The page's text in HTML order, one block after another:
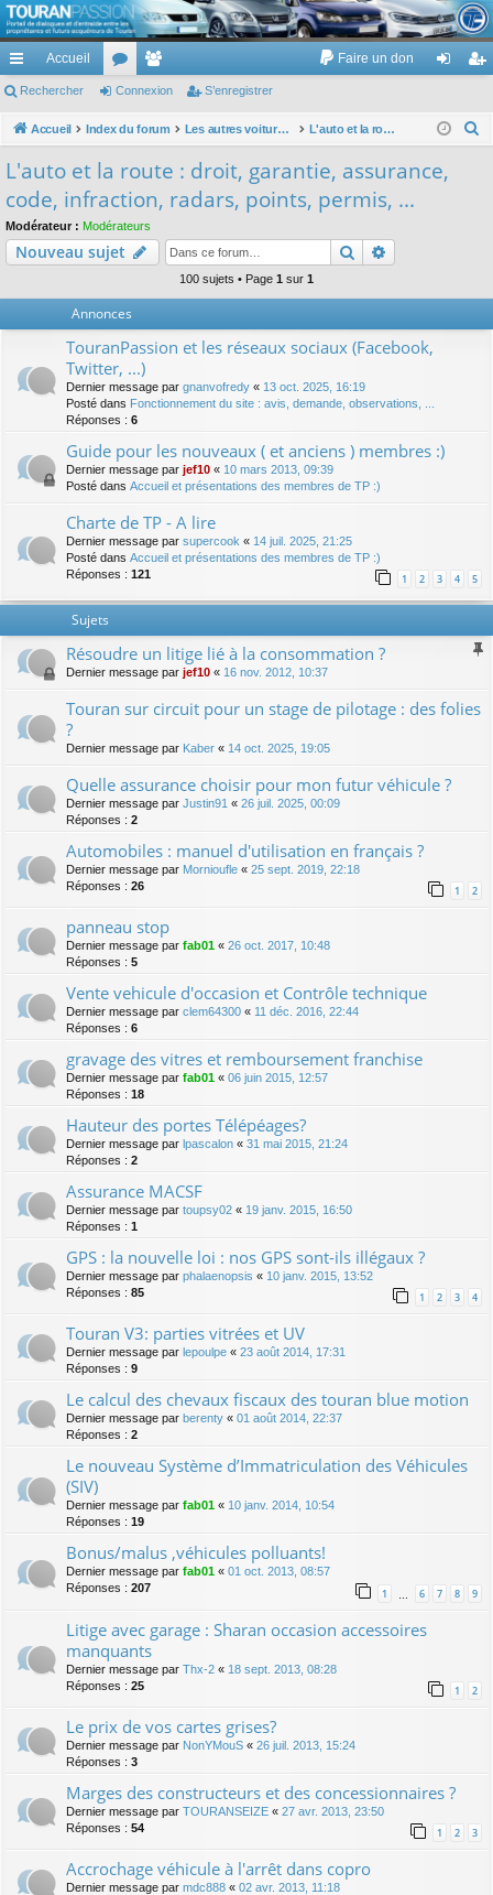
TouranPassion
Le forum des propriétaires ou futurs acquéreurs du Volkswagen Touran
cc
ès
de
Accueil
or
u
e
m
Faire un don
ne nr
Rechercher Connexion S’enregistrer
Accueil Index du forum Les autres voitures et ce qui touche à la voiture L'auto et la route : droit, garantie, assurance, code, infraction, radars, points, permis, ...
h
L'auto et la route : droit, garantie, assurance,
code, infraction, radars, points, permis, ...
Modérateur : Modérateurs
Nouveau sujet Rechercher
100 sujets • Page 1 sur 1
Annonces
TouranPassion et les réseaux sociaux (Facebook,
Twitter, ...)
Dernier message par gnanvofredy « 13 oct. 2025, 16:19
Posté dans Fonctionnement du site : avis, demande, observations, ...
Réponses : 6
Guide pour les nouveaux ( et anciens ) membres :)
Dernier message par jef10 « 10 mars 2013, 09:39
Posté dans Accueil et présentations des membres de TP :)
Charte de TP - A lire
Dernier message par supercook « 14 juil. 2025, 21:25
Posté dans Accueil et présentations des membres de TP :)
Réponses : 121 1 2 3 4 5
Sujets
Résoudre un litige lié à la consommation ?
Dernier message par jef10 « 16 nov. 2012, 10:37
Touran sur circuit pour un stage de pilotage : des folies
?
Dernier message par Kaber « 14 oct. 2025, 19:05
Quelle assurance choisir pour mon futur véhicule ?
Dernier message par Justin91 « 26 juil. 2025, 00:09
Réponses : 2
Automobiles : manuel d'utilisation en français ?
Dernier message par Mornioufle « 25 sept. 2019, 22:18
Réponses : 26 1 2
panneau stop
Dernier message par fab01 « 26 oct. 2017, 10:48
Réponses : 5
Vente vehicule d'occasion et Contrôle technique
Dernier message par clem64300 « 11 déc. 2016, 22:44
Réponses : 6
gravage des vitres et remboursement franchise
Dernier message par fab01 « 06 juin 2015, 12:57
Réponses : 18
Hauteur des portes Télépéages?
Dernier message par lpascalon « 31 mai 2015, 21:24
Réponses : 2
Assurance MACSF
Dernier message par toupsy02 « 19 janv. 2015, 16:50
Réponses : 1
GPS : la nouvelle loi : nos GPS sont-ils illégaux ?
Dernier message par phalaenopsis « 10 janv. 2015, 13:52
Réponses : 85 1 2 3 4
Touran V3: parties vitrées et UV
Dernier message par lepoulpe « 23 août 2014, 17:31
Réponses : 9
Le calcul des chevaux fiscaux des touran blue motion
Dernier message par berenty « 01 août 2014, 22:37
Réponses : 2
Le nouveau Système d’Immatriculation des Véhicules
(SIV)
Dernier message par fab01 « 10 janv. 2014, 10:54
Réponses : 19
Bonus/malus ,véhicules polluants!
Dernier message par fab01 « 01 oct. 2013, 08:57
Réponses : 207 1 6 7 8 9
Litige avec garage : Sharan occasion accessoires
manquants
Dernier message par Thx-2 « 18 sept. 2013, 08:28
Réponses : 25 1 2
Le prix de vos cartes grises?
Dernier message par NonYMouS « 26 juil. 2013, 15:24
Réponses : 3
Marges des constructeurs et des concessionnaires ?
Dernier message par TOURANSEIZE « 27 avr. 2013, 23:50
Réponses : 54 1 2 3
Accrochage véhicule à l'arrêt dans copro
Dernier message par mdc888 « 02 avr. 2013, 11:18